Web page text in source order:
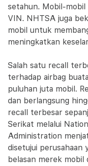
setahun. Mobil-mobil
VIN. NHTSA juga
mobil untuk
meningkatkan
Salah satu recall
terhadap airbag
puluhan juta mobil.
dan berlangsung
recall terbesar
Serikat melalui
Administration
disetujui perusahaan
belasan merek mobil